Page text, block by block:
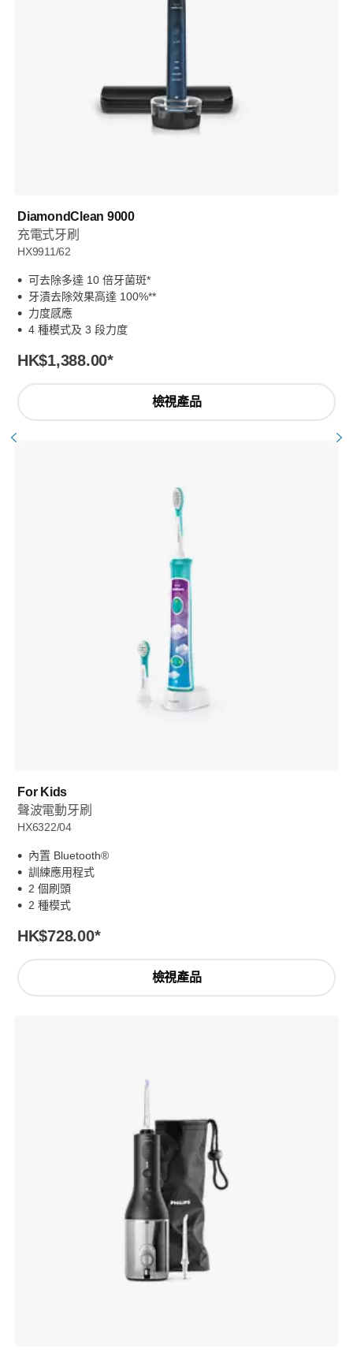
DiamondClean 9000
充電式牙刷
HX9911/62
可去除多達 10 倍牙菌斑*
牙漬去除效果高達 100%**
力度感應
4 種模式及 3 段力度
HK$1,388.00*
檢視產品
For Kids
聲波電動牙刷
HX6322/04
內置 Bluetooth®
訓練應用程式
2 個刷頭
2 種模式
HK$728.00*
檢視產品